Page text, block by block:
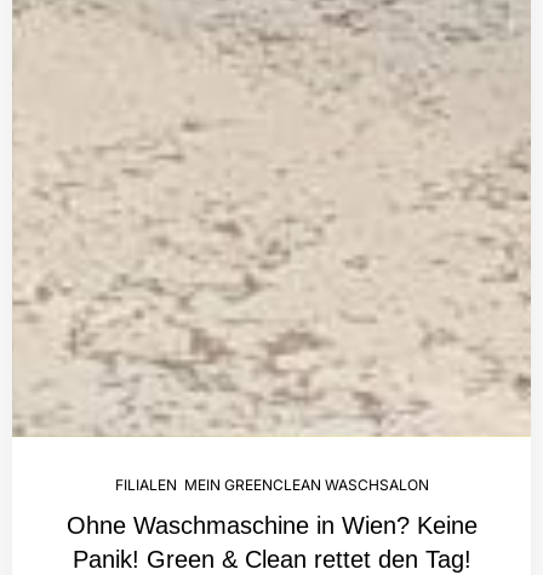
FILIALEN MEIN GREENCLEAN WASCHSALON
Ohne Waschmaschine in Wien? Keine
Panik! Green & Clean rettet den Tag!